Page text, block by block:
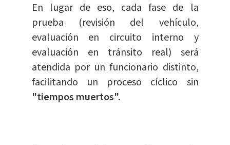
En lugar de eso, cada fase de la
prueba (revisión del vehículo,
evaluación en circuito interno y
evaluación en tránsito real) será
atendida por un funcionario distinto,
facilitando un proceso cíclico sin
"tiempos muertos".